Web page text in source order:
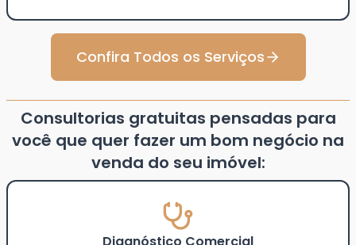
Confira Todos os Serviços
Consultorias gratuitas pensadas para
você que quer fazer um bom negócio na
venda do seu imóvel:
Diagnóstico Comercial